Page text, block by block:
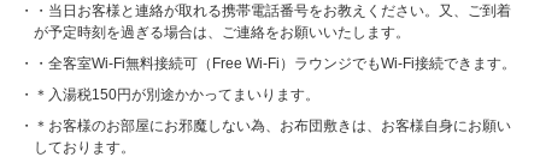
・当日お客様と連絡が取れる携帯電話番号をお教えください。又、ご到着
が予定時刻を過ぎる場合は、ご連絡をお願いいたします。
・全客室Wi-Fi無料接続可（Free Wi-Fi）ラウンジでもWi-Fi接続できます。
＊入湯税150円が別途かかってまいります。
＊お客様のお部屋にお邪魔しない為、お布団敷きは、お客様自身にお願い
しております。